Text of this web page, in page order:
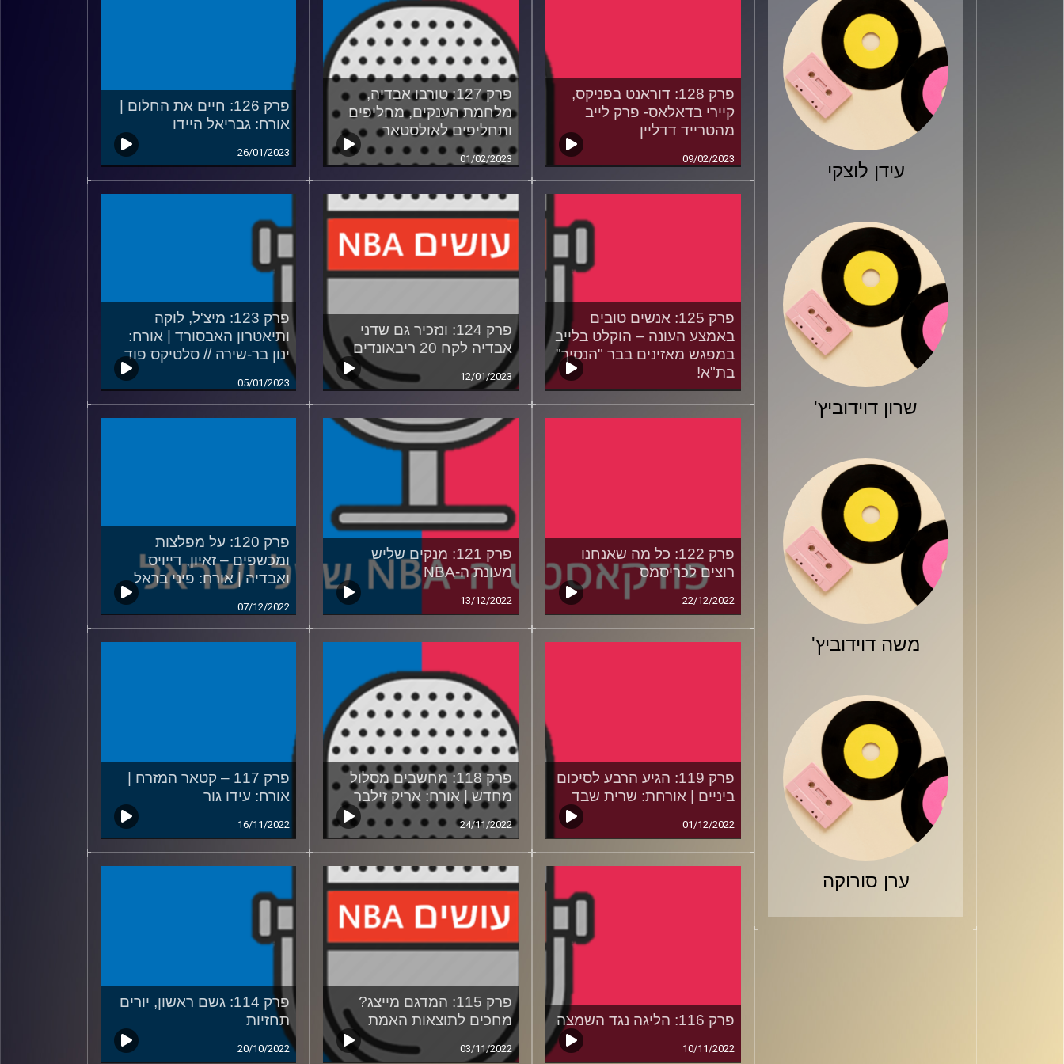
עידן לוצקי
שרון דוידוביץ'
משה דוידוביץ'
ערן סורוקה
פרק 128: דוראנט בפניקס,
קיירי בדאלאס- פרק לייב
מהטרייד דדליין
09/02/2023
פרק 127: טורבו אבדיה,
מלחמת הענקים, מחליפים
ותחליפים לאולסטאר
01/02/2023
פרק 126: חיים את החלום |
אורח: גבריאל היידו
26/01/2023
פרק 125: אנשים טובים
באמצע העונה – הוקלט בלייב
במפגש מאזינים בבר "הנסיך"
בת"א!
19/01/2023
פרק 124: ונזכיר גם שדני
אבדיה לקח 20 ריבאונדים
12/01/2023
פרק 123: מיצ'ל, לוקה
ותיאטרון האבסורד | אורח:
ינון בר-שירה // סלטיקס פוד
05/01/2023
פרק 122: כל מה שאנחנו
רוצים לכריסמס
22/12/2022
פרק 121: מנקים שליש
מעונת ה-NBA
13/12/2022
פרק 120: על מפלצות
ומכשפים – זאיון, דייויס
ואבדיה | אורח: פיני בראל
07/12/2022
פרק 119: הגיע הרבע לסיכום
ביניים | אורחת: שרית שבד
01/12/2022
פרק 118: מחשבים מסלול
מחדש | אורח: אריק זילבר
24/11/2022
פרק 117 – קטאר המזרח |
אורח: עידו גור
16/11/2022
פרק 116: הליגה נגד השמצה
10/11/2022
פרק 115: המדגם מייצג?
מחכים לתוצאות האמת
03/11/2022
פרק 114: גשם ראשון, יורים
תחזיות
20/10/2022